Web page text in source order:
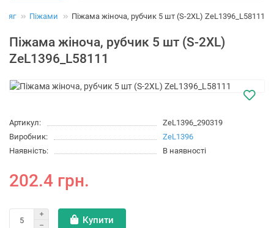
Піжами Піжама жіноча, рубчик 5 шт (S-2XL) ZeL1396_L58111
Піжама жіноча, рубчик 5 шт (S-2XL)
ZeL1396_L58111
Артикул:
ZeL1396_290319
Виробник:
ZeL1396
Наявність:
В наявності
202.4 грн.
Купити